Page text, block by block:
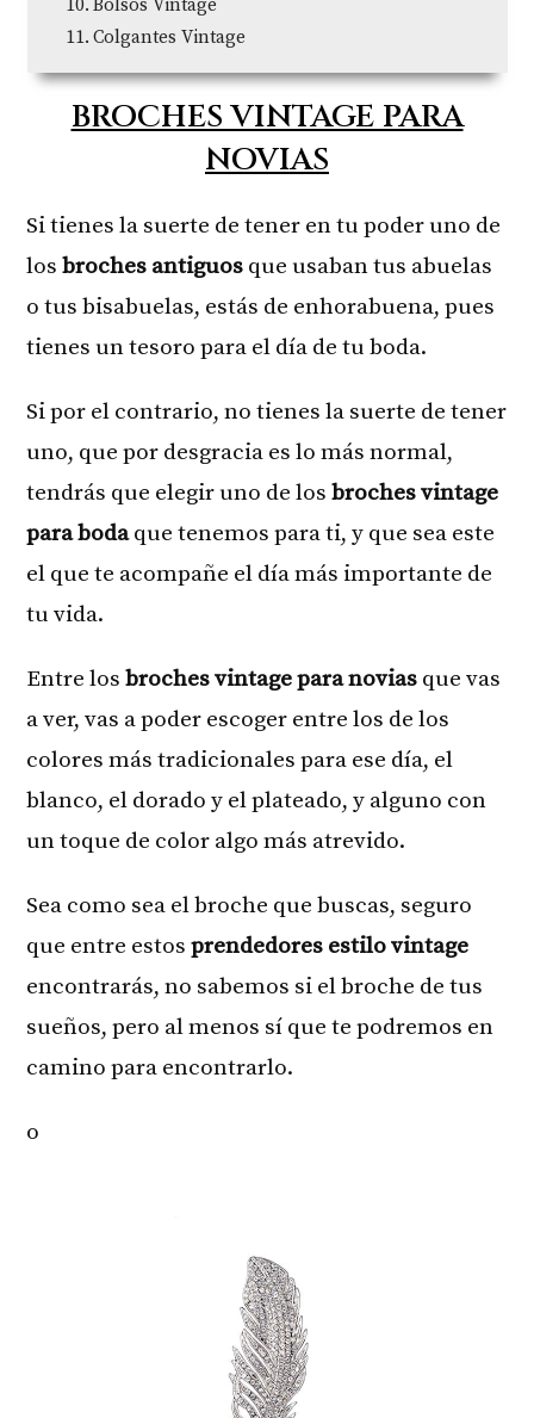
Bolsos Vintage
Colgantes Vintage
BROCHES VINTAGE PARA
NOVIAS
Si tienes la suerte de tener en tu poder uno de
losbroches antiguos que usaban tus abuelas
o tus bisabuelas, estás de enhorabuena, pues
tienes un tesoro para el día de tu boda.
Si por el contrario, no tienes la suerte de tener
uno, que por desgracia es lo más normal,
tendrás que elegir uno de losbroches vintage
para bodaque tenemos para ti, y que sea este
el que te acompañe el día más importante de
tu vida.
Entre losbroches vintage para novias que vas
a ver, vas a poder escoger entre los de los
colores más tradicionales para ese día, el
blanco, el dorado y el plateado, y alguno con
un toque de color algo más atrevido.
Sea como sea el broche que buscas, seguro
que entre estosprendedores estilo vintage
encontrarás, no sabemos si el broche de tus
sueños, pero al menos sí que te podremos en
camino para encontrarlo.
o